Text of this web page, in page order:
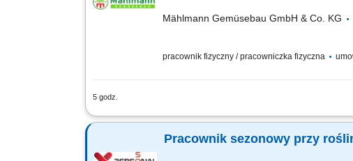
Mählmann Gemüsebau GmbH & Co. KG
pracownik fizyczny / pracowniczka fizyczna
5 godz.
Opis stanowiska: Praca przy zbieraniu warzyw
Pracownik sezonowy przy